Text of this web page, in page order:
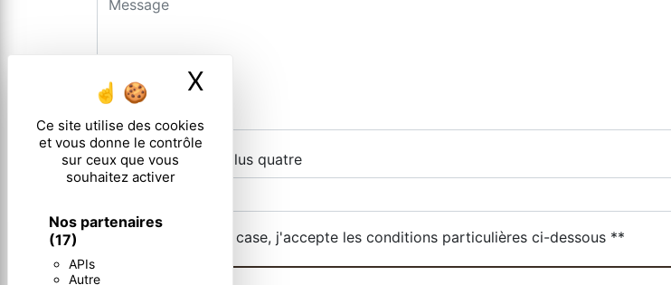
Ce site utilise des cookies
et vous donne le contrôle
sur ceux que vous
souhaitez activer
Nos partenaires
(17)
APIs
Autre
X
Combien font huit plus quatre
En cochant cette case, j'accepte les conditions particulières ci-dessous **